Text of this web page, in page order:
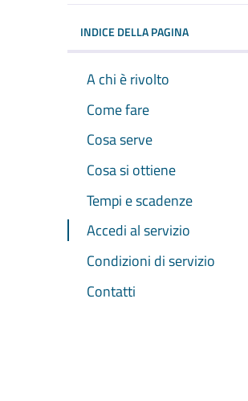
INDICE DELLA PAGINA
A chi è rivolto
Come fare
Cosa serve
Cosa si ottiene
Tempi e scadenze
Accedi al servizio
Condizioni di servizio
Contatti